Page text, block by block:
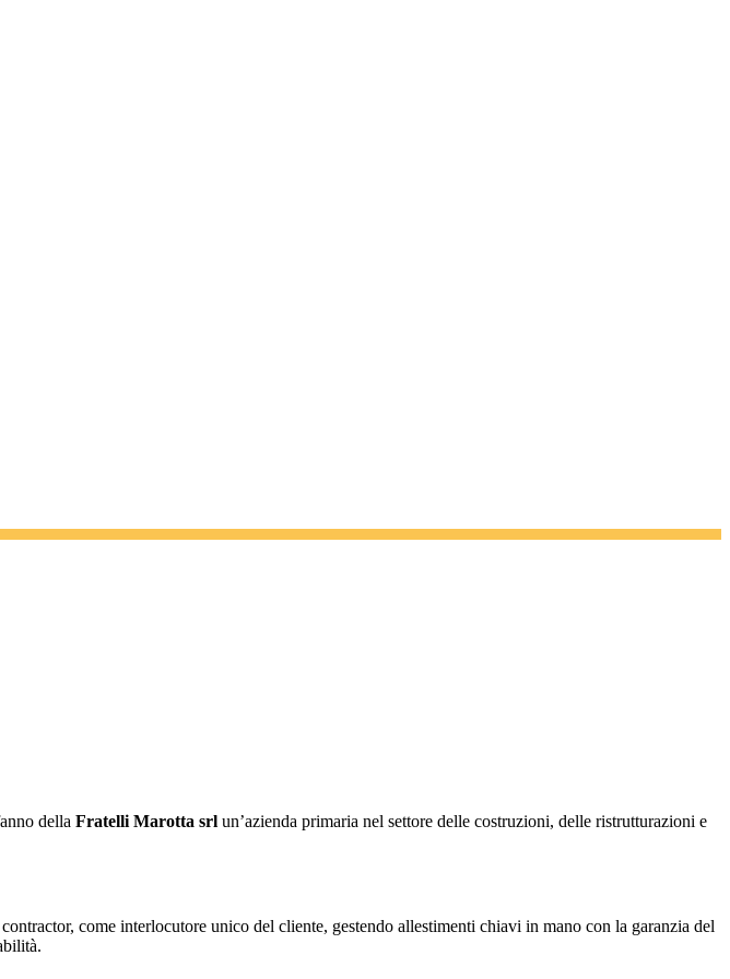
della Fratelli Marotta srl un’azienda primaria nel settore delle costruzioni, delle ristrutturazioni e
come interlocutore unico del cliente, gestendo allestimenti chiavi in mano con la garanzia del